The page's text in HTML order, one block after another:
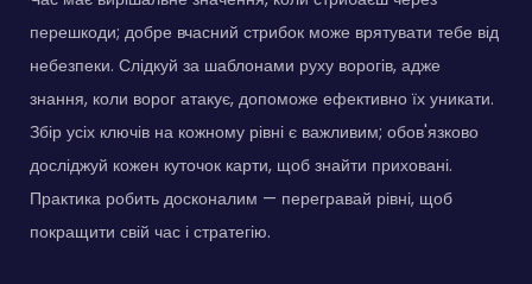
перешкоди; добре вчасний стрибок може врятувати тебе від
небезпеки. Слідкуй за шаблонами руху ворогів, адже
знання, коли ворог атакує, допоможе ефективно їх уникати.
Збір усіх ключів на кожному рівні є важливим; обов'язково
досліджуй кожен куточок карти, щоб знайти приховані.
Практика робить досконалим — перегравай рівні, щоб
покращити свій час і стратегію.